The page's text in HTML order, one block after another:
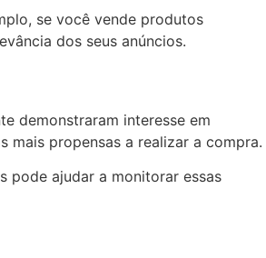
se você vende produtos
dos seus anúncios.
demonstraram interesse em
mais propensas a realizar a compra.
pode ajudar a monitorar essas